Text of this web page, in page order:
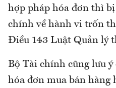
hợp pháp hóa đơn thì
chính về hành vi trốn
Điều 143 Luật Quản lý
Bộ Tài chính cũng lưu ý
hóa đơn mua bán hàng